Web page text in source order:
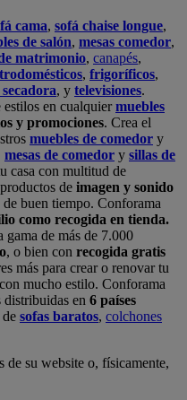
cama, sofá chaise longue,
de salón, mesas comedor,
matrimonio, canapés,
, frigoríficos,
, y televisiones.
estilos en cualquiermuebles
y promociones. Crea el
muebles de comedor y
mesas de comedor y sillas de
casa con multitud de
de imagen y sonido
de buen tiempo. Conforama
como recogida en tienda.
gama de más de 7.000
, o bien con recogida gratis
más para crear o renovar tu
mucho estilo. Conforama
distribuidas en 6 países
sofas baratos, colchones
de su website o, físicamente,